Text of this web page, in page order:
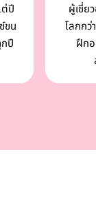
ต่ปี
ขน
ปี
ผู้เชี่ย
โลกกว่
ฝึกอ